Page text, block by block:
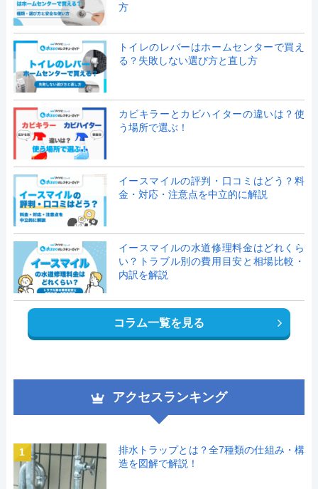
方
トイレのレバーはホームセンターで買え
る？失敗しない選び方と直し方
カビキラーとカビハイターの違いは？使
う場所で選ぶ！
イースマイルの評判・口コミはどう？料
金・対応・注意点を中立的に解説
イースマイルの水道修理料金はどれくら
い？トラブル別の費用目安と相場比較・
内訳を解説
コラム一覧を見る
アクセスランキング
1
排水トラップとは？全7種類の仕組み・構
造を図解で解説！